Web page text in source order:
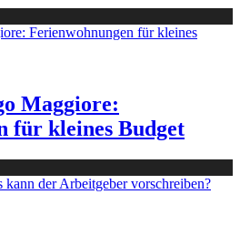
Maggiore:
für kleines Budget